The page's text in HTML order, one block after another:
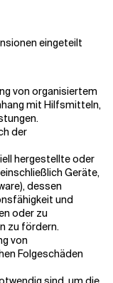
eingeteilt
von organisiertem
mit Hilfsmitteln,
der
hergestellte oder
Geräte,
dessen
und
oder zu
zu fördern.
von
Folgeschäden